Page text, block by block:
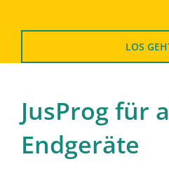
LOS
JusProg für
Endgeräte